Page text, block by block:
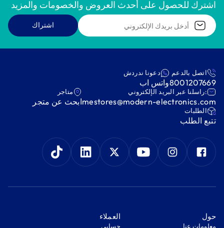
اشترك للحصول على أحدث العروض والخصومات والمزيد
اشتراك
اتصل بالدعم
8001207669
دعونا ندردش
واتس اب
:راسلنا عبر البريد الإلكتروني
mestores@modern-electronics.com
متاجر
ابحث عن متجر
‫الطلبات‬
‫تتبع الطلب‬
‫حول‬
معلومات عنا
‫العملاء‬
‫حسابي‬